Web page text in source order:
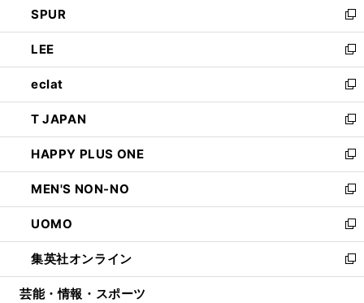
で
開
く
ド
ウ
で
開
く
ィ
ン
ド
ウ
で
開
く
い
ウ
ィ
ン
ド
ウ
で
開
く
SPUR
新
し
い
ウ
ィ
ン
ド
ウ
で
開
く
LEE
新
し
い
ウ
ィ
ン
ド
ウ
で
開
く
eclat
新
し
い
ウ
ィ
ン
ド
ウ
で
開
く
T JAPAN
新
し
い
ウ
ィ
ン
ド
ウ
で
開
HAPPY PLUS ONE
新
し
い
ウ
ィ
ン
ド
ウ
MEN'S NON-NO
新
し
い
ウ
ィ
ン
UOMO
新
し
い
ウ
集英社オンライン
新
し
芸能・情報・スポーツ